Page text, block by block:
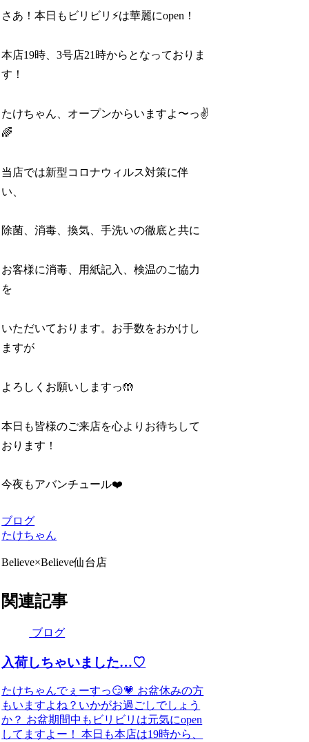
さあ！本日もビリビリ⚡️は華麗にopen！
本店19時、3号店21時からとなっておりま
す！
たけちゃん、オープンからいますよ〜っ✌️
🌈
当店では新型コロナウィルス対策に伴
い、
除菌、消毒、換気、手洗いの徹底と共に
お客様に消毒、用紙記入、検温のご協力
を
いただいております。お手数をおかけし
ますが
よろしくお願いしますっ🤲
本日も皆様のご来店を心よりお待ちして
おります！
今夜もアバンチュール❤️
ブログ
たけちゃん
Believe×Believe仙台店
関連記事
ブログ
入荷しちゃいました…♡
たけちゃんでぇーすっ😏💗 お盆休みの方
もいますよね？いかがお過ごしでしょう
か？ お盆期間中もビリビリは元気にopen
してますよー！ 本日も本店は19時から、